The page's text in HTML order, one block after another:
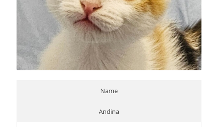
Name
Andina